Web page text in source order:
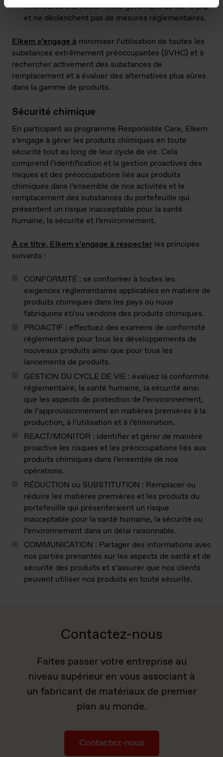
inférieures à la valeur limite générique de 0,1 % p/p
et ne déclenchent pas de mesures réglementaires.
Elkem s’engage à minimiser l’utilisation de toutes les
substances extrêmement préoccupantes (SVHC) et à
rechercher activement des substances de
remplacement et à évaluer des alternatives plus sûres
dans la gamme de produits.
Sécurité chimique
En participant au programme Responsible Care, Elkem
s’engage à gérer les produits chimiques en toute
sécurité tout au long de leur cycle de vie. Cela
comprend l’identification et la gestion proactives des
risques et des préoccupations liés aux produits
chimiques dans l’ensemble de nos activités et le
remplacement des substances du portefeuille qui
présentent un risque inacceptable pour la santé
humaine, la sécurité et l’environnement.
À ce titre, Elkem s’engage à respecter les principes
suivants :
CONFORMITÉ : se conformer à toutes les
exigences réglementaires applicables en matière de
produits chimiques dans les pays où nous
fabriquons et/ou vendons des produits chimiques.
PROACTIF : effectuez des examens de conformité
réglementaire pour tous les développements de
nouveaux produits ainsi que pour tous les
lancements de produits.
GESTION DU CYCLE DE VIE : évaluez la conformité
réglementaire, la santé humaine, la sécurité ainsi
que les aspects de protection de l’environnement,
de l’approvisionnement en matières premières à la
production, à l’utilisation et à l’élimination.
REACT/MONITOR : identifier et gérer de manière
proactive les risques et les préoccupations liés aux
produits chimiques dans l’ensemble de nos
opérations.
RÉDUCTION ou SUBSTITUTION : Remplacer ou
réduire les matières premières et les produits du
portefeuille qui présenteraient un risque
inacceptable pour la santé humaine, la sécurité ou
l’environnement dans un délai raisonnable.
COMMUNICATION : Partager des informations avec
nos parties prenantes sur les aspects de santé et de
sécurité des produits et s’assurer que nos clients
peuvent utiliser nos produits en toute sécurité.
Contactez-nous
Faites passer votre entreprise au
niveau supérieur en vous associant à
un fabricant de matériaux de premier
plan au monde.
Contactez-nous